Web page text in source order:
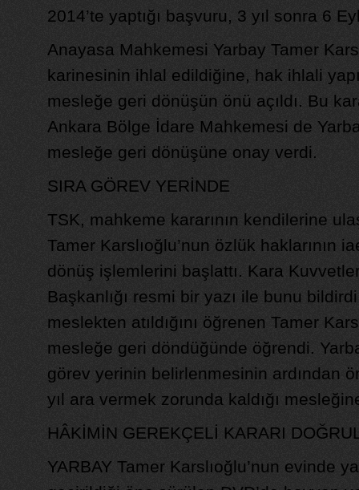
2014’te yaptığı başvuru, 3 yıl sonra 6
Anayasa Mahkemesi Yarbay Tamer
karinesinin ihlal edildiğine, hak ihlali
mesleğe geri dönüşün önü açıldı. Bu
Ankara Bölge İdare Mahkemesi de
mesleğe geri dönüşüne onay verdi.
SIRA GÖREV YERİNDE
TSK, mahkeme kararının kendilerine
Tamer Karslıoğlu’nun özlük haklarının
dönüş işlemlerini başlattı. Kara
Başkanlığı resmi bir yazı ile bunu
meslekten atıldığını öğrenen Tamer
mesleğe geri döndüğünde öğrendi.
görev yerinin belirlenmesinin ardından
yıl ara vermek zorunda kaldığı
HÂKİMİN GEREKÇELİ KARARI
YARBAY Tamer Karslıoğlu’nun evinde